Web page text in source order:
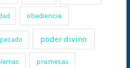
obediencia
pecado poder divino
promesas